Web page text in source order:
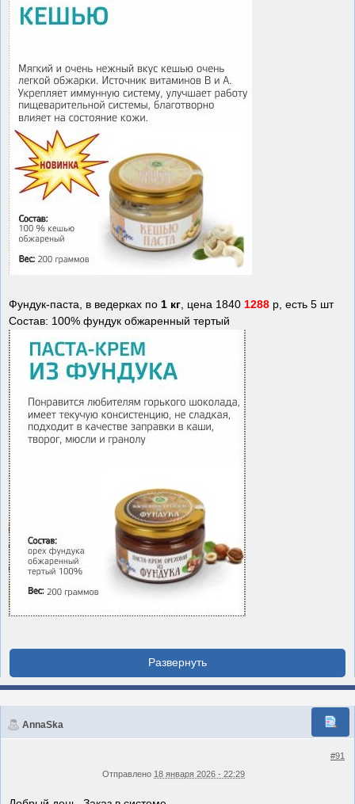
Фундук-паста, в ведерках по 1 кг, цена 1840 1288 р, есть 5 шт
Состав: 100% фундук обжаренный тертый
AnnaSka
#91
Отправлено 18 января 2026 - 22:29